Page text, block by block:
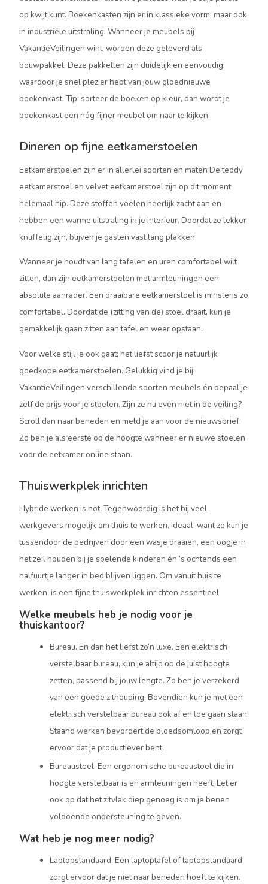
op kwijt kunt. Boekenkasten zijn er in klassieke vorm, maar ook
in industriële uitstraling. Wanneer je meubels bij
VakantieVeilingen wint, worden deze geleverd als
bouwpakket. Deze pakketten zijn duidelijk en eenvoudig,
waardoor je snel plezier hebt van jouw gloednieuwe
boekenkast. Tip: sorteer de boeken op kleur, dan wordt je
boekenkast een nóg fijner meubel om naar te kijken.
Dineren op fijne eetkamerstoelen
Eetkamerstoelen zijn er in allerlei soorten en maten De teddy
eetkamerstoel en velvet eetkamerstoel zijn op dit moment
helemaal hip. Deze stoffen voelen heerlijk zacht aan en
hebben een warme uitstraling in je interieur. Doordat ze lekker
knuffelig zijn, blijven je gasten vast lang plakken.
Wanneer je houdt van lang tafelen en uren comfortabel wilt
zitten, dan zijn eetkamerstoelen met armleuningen een
absolute aanrader. Een draaibare eetkamerstoel is minstens zo
comfortabel. Doordat de (zitting van de) stoel draait, kun je
gemakkelijk gaan zitten aan tafel en weer opstaan.
Voor welke stijl je ook gaat; het liefst scoor je natuurlijk
goedkope eetkamerstoelen. Gelukkig vind je bij
VakantieVeilingen verschillende soorten meubels én bepaal je
zelf de prijs voor je stoelen. Zijn ze nu even niet in de veiling?
Scroll dan naar beneden en meld je aan voor de nieuwsbrief.
Zo ben je als eerste op de hoogte wanneer er nieuwe stoelen
voor de eetkamer online staan.
Thuiswerkplek inrichten
Hybride werken is hot. Tegenwoordig is het bij veel
werkgevers mogelijk om thuis te werken. Ideaal, want zo kun je
tussendoor de bedrijven door een wasje draaien, een oogje in
het zeil houden bij je spelende kinderen én ’s ochtends een
halfuurtje langer in bed blijven liggen. Om vanuit huis te
werken, is een fijne thuiswerkplek inrichten essentieel.
Welke meubels heb je nodig voor je
thuiskantoor?
Bureau. En dan het liefst zo’n luxe. Een elektrisch
verstelbaar bureau, kun je altijd op de juist hoogte
zetten, passend bij jouw lengte. Zo ben je verzekerd
van een goede zithouding. Bovendien kun je met een
elektrisch verstelbaar bureau ook af en toe gaan staan.
Staand werken bevordert de bloedsomloop en zorgt
ervoor dat je productiever bent.
Bureaustoel. Een ergonomische bureaustoel die in
hoogte verstelbaar is en armleuningen heeft. Let er
ook op dat het zitvlak diep genoeg is om je benen
voldoende ondersteuning te geven.
Wat heb je nog meer nodig?
Laptopstandaard. Een laptoptafel of laptopstandaard
zorgt ervoor dat je niet naar beneden hoeft te kijken.